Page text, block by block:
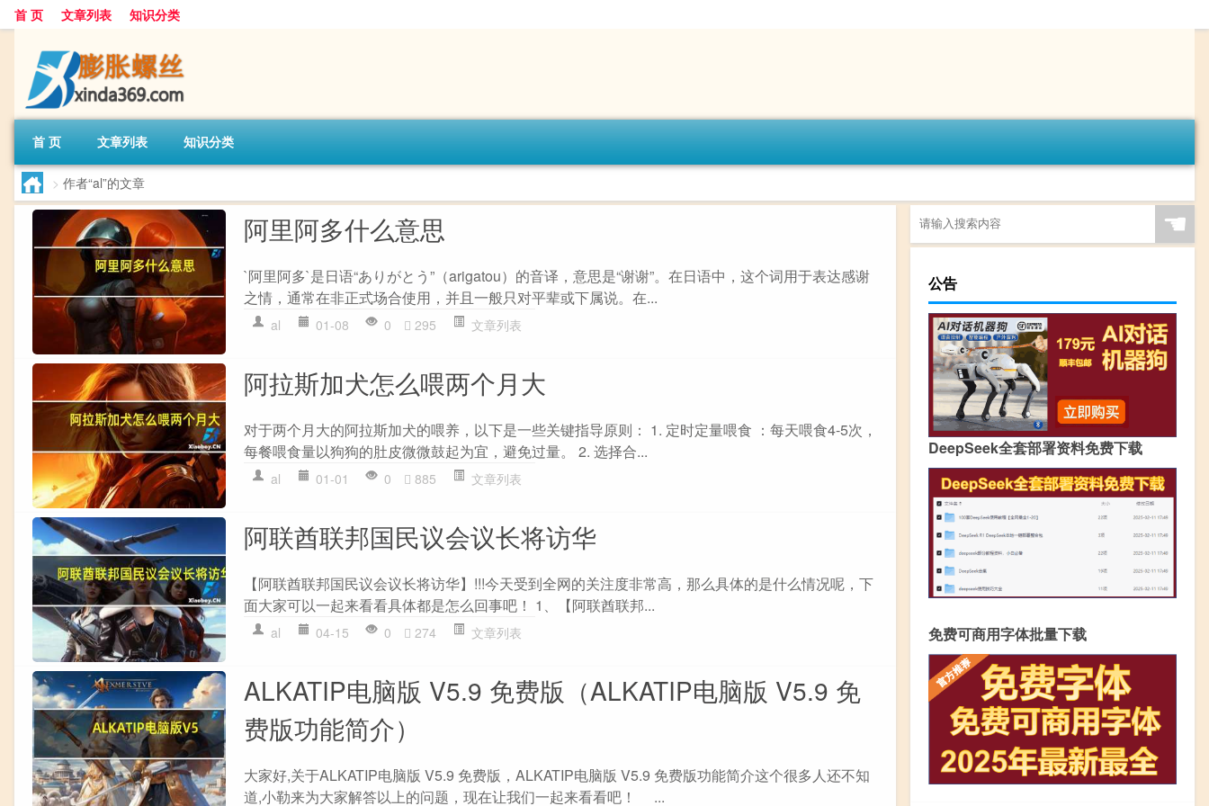
首 页 文章列表 知识分类
首 页 文章列表 知识分类
> 作者“al”的文章
阿里阿多什么意思
`阿里阿多`是日语“ありがとう”（arigatou）的音译，意思是“谢谢”。在日语中，这个词用于表达感谢
之情，通常在非正式场合使用，并且一般只对平辈或下属说。在...
al 01-08 0 295 文章列表
阿拉斯加犬怎么喂两个月大
对于两个月大的阿拉斯加犬的喂养，以下是一些关键指导原则： 1. 定时定量喂食 ：每天喂食4-5次，
每餐喂食量以狗狗的肚皮微微鼓起为宜，避免过量。 2. 选择合...
al 01-01 0 885 文章列表
阿联酋联邦国民议会议长将访华
【阿联酋联邦国民议会议长将访华】!!!今天受到全网的关注度非常高，那么具体的是什么情况呢，下
面大家可以一起来看看具体都是怎么回事吧！ 1、【阿联酋联邦...
al 04-15 0 274 文章列表
ALKATIP电脑版 V5.9 免费版（ALKATIP电脑版 V5.9 免
费版功能简介）
大家好,关于ALKATIP电脑版 V5.9 免费版，ALKATIP电脑版 V5.9 免费版功能简介这个很多人还不知
道,小勒来为大家解答以上的问题，现在让我们一起来看看吧！ ...
☚
公告
DeepSeek全套部署资料免费下载
免费可商用字体批量下载